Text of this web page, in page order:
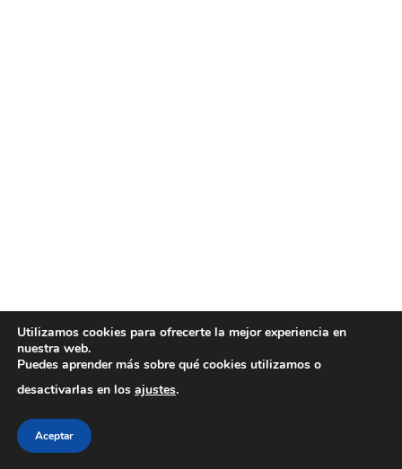
Utilizamos cookies para ofrecerte la mejor experiencia en
nuestra web.
Puedes aprender más sobre qué cookies utilizamos o
desactivarlas en los ajustes.
Aceptar